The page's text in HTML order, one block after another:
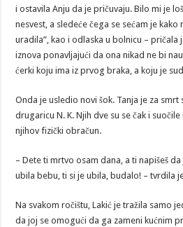
i ostavila Anju da je pričuvaju. Bilo mi je
nesvest, a sledeće čega se sećam je kako
uradila”, kao i odlaska u bolnicu – pričala
iznova ponavljajući da ona nikad ne bi
ćerki koju ima iz prvog braka, a koju je
Onda je usledio novi šok. Tanja je za smrt
drugaricu N. K. Njih dve su se čak i
njihov fizički obračun.
– Dete ti mrtvo osam dana, a ti napišeš
ubila bebu, ti si je ubila, budalo! – tvrdila
Na svakom ročištu, Lakić je tražila samo
da joj se omogući da ga zameni kućnim